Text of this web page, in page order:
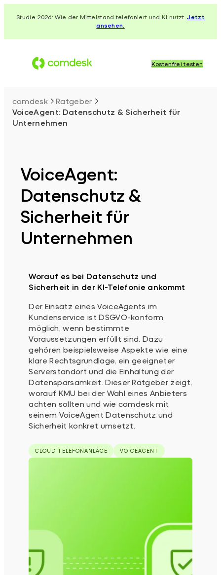
InhaltStudie 2026: Wie der Mittelstand telefoniert und KI nutzt.Jetzt
ansehen.
Kostenfrei testen
comdesk
Ratgeber
VoiceAgent: Datenschutz & Sicherheit für
Unternehmen
VoiceAgent:
Datenschutz &
Sicherheit für
Unternehmen
Worauf es bei Datenschutz und
Sicherheit in der KI-Telefonie ankommt
Der Einsatz eines VoiceAgents im
Kundenservice ist DSGVO-konform
möglich, wenn bestimmte
Voraussetzungen erfüllt sind. Dazu
gehören beispielsweise Aspekte wie eine
klare Rechtsgrundlage, ein geeigneter
Serverstandort und die Einhaltung der
Datensparsamkeit. Dieser Ratgeber zeigt,
worauf KMU bei der Wahl eines Anbieters
achten sollten und wie comdesk mit
seinem VoiceAgent Datenschutz und
Sicherheit konkret umsetzt.
CLOUD TELEFONANLAGE VOICEAGENT